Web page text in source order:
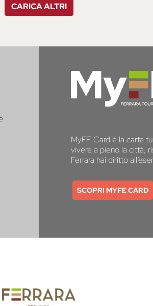
CARICA ALTRI
MyFE Card è la carta
vivere a pieno la città,
Ferrara hai diritto
SCOPRI MYFE CARD